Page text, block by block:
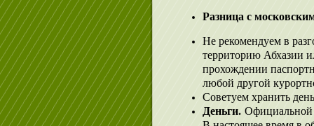
Разница с
Не рекомендуем в
территорию Абхазии
прохождении
любой другой
Советуем хранить
Деньги. Официальной